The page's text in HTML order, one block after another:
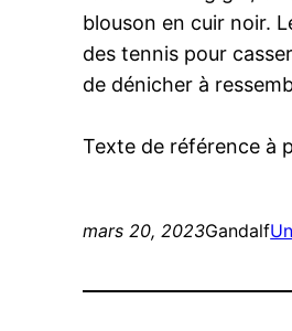
blouson en cuir noir.
des tennis pour
de dénicher à
Texte de référence à
mars 20, 2023Gandalf